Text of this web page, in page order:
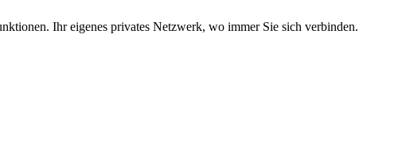
Ihr eigenes privates Netzwerk, wo immer Sie sich verbinden.